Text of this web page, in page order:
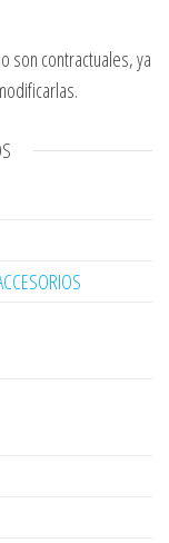
son contractuales, ya